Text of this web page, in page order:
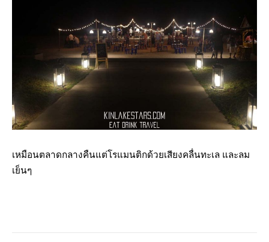
เหมือนตลาดกลางคืนแต่โรแมนติกด้วยเสียงคลื่นทะเล และลม
เย็นๆ